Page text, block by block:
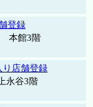
登録
本館3階
り店舗登録
永谷3階